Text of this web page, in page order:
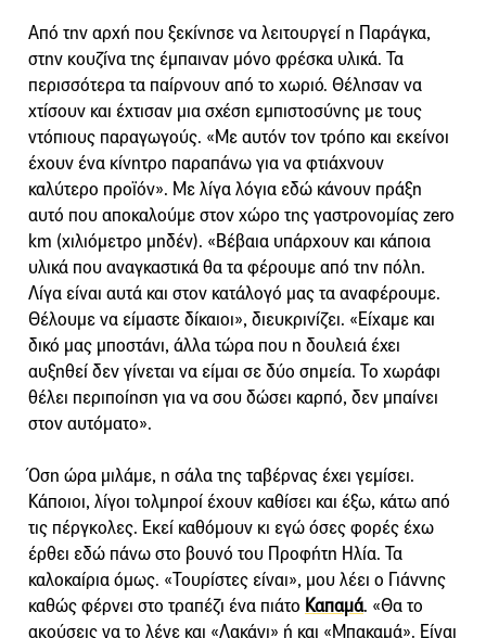
Από την αρχή που ξεκίνησε να λειτουργεί η Παράγκα,
στην κουζίνα της έμπαιναν μόνο φρέσκα υλικά. Τα
περισσότερα τα παίρνουν από το χωριό. Θέλησαν να
χτίσουν και έχτισαν μια σχέση εμπιστοσύνης με τους
ντόπιους παραγωγούς. «Με αυτόν τον τρόπο και εκείνοι
έχουν ένα κίνητρο παραπάνω για να φτιάχνουν
καλύτερο προϊόν». Με λίγα λόγια εδώ κάνουν πράξη
αυτό που αποκαλούμε στον χώρο της γαστρονομίας zero
km (χιλιόμετρο μηδέν). «Βέβαια υπάρχουν και κάποια
υλικά που αναγκαστικά θα τα φέρουμε από την πόλη.
Λίγα είναι αυτά και στον κατάλογό μας τα αναφέρουμε.
Θέλουμε να είμαστε δίκαιοι», διευκρινίζει. «Είχαμε και
δικό μας μποστάνι, άλλα τώρα που η δουλειά έχει
αυξηθεί δεν γίνεται να είμαι σε δύο σημεία. Το χωράφι
θέλει περιποίηση για να σου δώσει καρπό, δεν μπαίνει
στον αυτόματο».
Όση ώρα μιλάμε, η σάλα της ταβέρνας έχει γεμίσει.
Κάποιοι, λίγοι τολμηροί έχουν καθίσει και έξω, κάτω από
τις πέργκολες. Εκεί καθόμουν κι εγώ όσες φορές έχω
έρθει εδώ πάνω στο βουνό του Προφήτη Ηλία. Τα
καλοκαίρια όμως. «Τουρίστες είναι», μου λέει ο Γιάννης
καθώς φέρνει στο τραπέζι ένα πιάτο Καπαμά. «Θα το
ακούσεις να το λένε και «Λακάνι» ή και «Μπακαμά». Είναι